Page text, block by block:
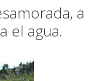
a
el agua.